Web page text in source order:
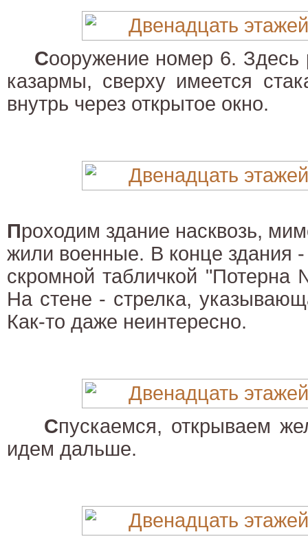
Сооружение номер 6. Здесь
казармы, сверху имеется
внутрь через открытое окно.
Проходим здание насквозь,
жили военные. В конце здания
скромной табличкой
На стене - стрелка,
Как-то даже неинтересно.
Спускаемся, открываем
идем дальше.